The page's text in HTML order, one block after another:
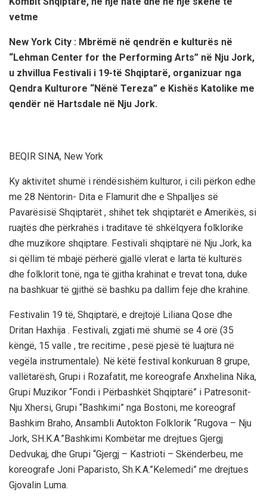
vetme
New York City : Mbrëmë në qendrën e kulturës në
“Lehman Center for the Performing Arts” në Nju Jork,
u zhvillua Festivali i 19-të Shqiptarë, organizuar nga
Qendra Kulturore “Nënë Tereza” e Kishës Katolike me
qendër në Hartsdale në Nju Jork.
BEQIR SINA, New York
Ky aktivitet shumë i rëndësishëm kulturor, i cili përkon edhe
me 28 Nëntorin- Dita e Flamurit dhe e Shpalljes së
Pavarësisë Shqiptarët , shihet tek shqiptarët e Amerikës, si
ruajtës dhe përkrahës i traditave të shkëlqyera folklorike
dhe muzikore shqiptare. Festivali shqiptarë në Nju Jork, ka
si qëllim të mbajë përherë gjallë vlerat e larta të kulturës
dhe folklorit tonë, nga të gjitha krahinat e trevat tona, duke
na bashkuar të gjithë së bashku pa dallim feje dhe krahine.
Festivalin 19 të, Shqiptarë, e drejtojë Liliana Qose dhe
Dritan Haxhija . Festivali, zgjati më shumë se 4 orë (35
këngë, 15 valle , tre recitime , pesë pjesë të luajtura në
vegëla instrumentale). Në këtë festival konkuruan 8 grupe,
vallëtarësh, Grupi i Rozafatit, me koreografe Anxhelina Nika,
Grupi Muzikor “Fondi i Përbashkët Shqiptarë” i Patresonit-
Nju Xhersi, Grupi “Bashkimi” nga Bostoni, me koreograf
Bashkim Braho, Ansambli Autokton Folklorik “Rugova – Nju
Jork, SH.K.A.”Bashkimi Kombëtar me drejtues Gjergj
Dedvukaj, dhe Grupi “Gjergj – Kastrioti – Skënderbeu, me
koreografe Joni Paparisto, Sh.K.A.”Kelemedi” me drejtues
Gjovalin Luma.